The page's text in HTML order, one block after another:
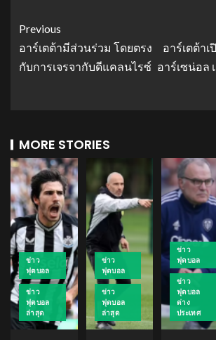
Previous
อาร์เตต้ามีส่วนร่วม โดยตรง
กับการเจรจากับดีแคลนไรซ์
อาร์เตต้าเ
อาร์เซน่อล
MORE STORIES
ข่าว
ฟุตบอล
ข่าว
ฟุตบอล
ล่าสุด
ข่าว
ฟุตบอล
ข่าว
ฟุตบอล
ล่าสุด
ข่าว
ฟุตบอล
ข่าว
ฟุตบอล
ต่าง
ประเทศ